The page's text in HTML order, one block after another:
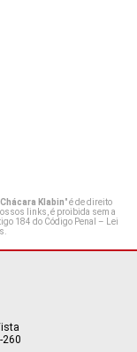
Klabin" é de direito
links, é proibida sem a
184 do Código Penal – Lei
.
260